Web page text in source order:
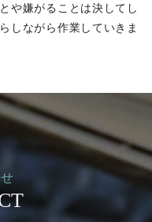
や嫌がることは決してし
しながら作業していきま